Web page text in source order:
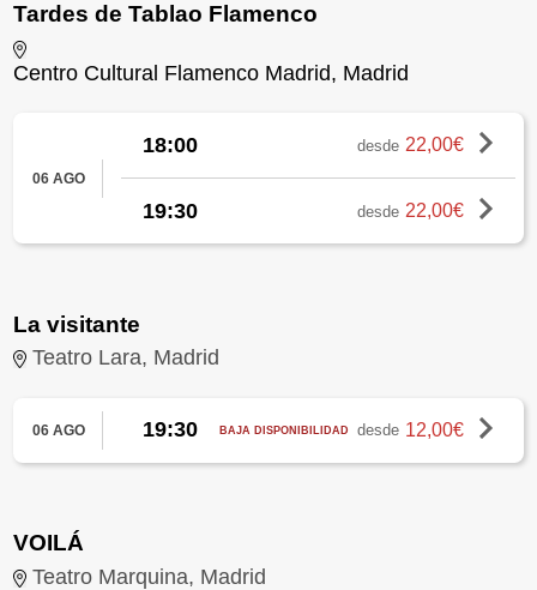
Tardes de Tablao Flamenco
Centro Cultural Flamenco Madrid, Madrid
06 AGO
18:00 desde 22,00€
19:30 desde 22,00€
La visitante
Teatro Lara, Madrid
06 AGO 19:30 BAJA DISPONIBILIDAD desde 12,00€
VOILÁ
Teatro Marquina, Madrid